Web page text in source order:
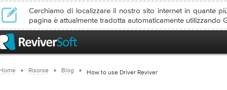
Cerchiamo di localizzare il nostro sito internet in quante
pagina è attualmente tradotta automaticamente utilizzando
Risorse Blog How to use Driver Reviver